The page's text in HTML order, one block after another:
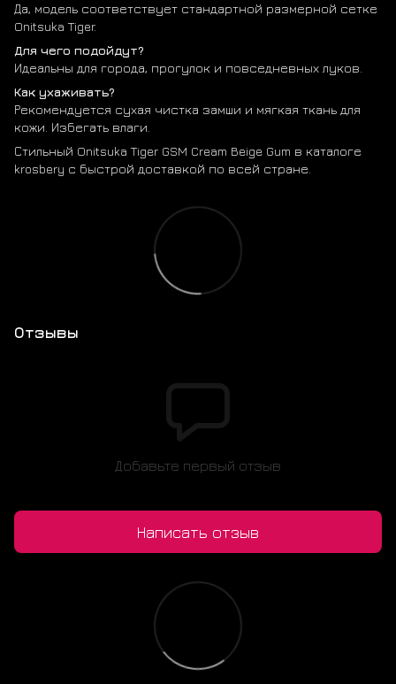
Да, модель соответствует стандартной размерной сетке
Onitsuka Tiger.
Для чего подойдут?
Идеальны для города, прогулок и повседневных луков.
Как ухаживать?
Рекомендуется сухая чистка замши и мягкая ткань для
кожи. Избегать влаги.
Стильный Onitsuka Tiger GSM Cream Beige Gum в каталоге
krosbery с быстрой доставкой по всей стране.
Отзывы
Добавьте первый отзыв
Написать отзыв